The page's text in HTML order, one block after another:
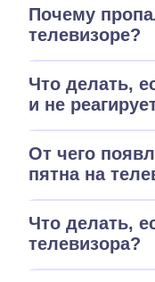
Почему
телевизоре?
Что делать,
и не
От чего
пятна на
Что делать,
телевизора?